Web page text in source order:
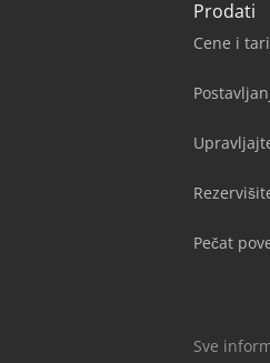
Prodati
Cene i
Pečat
Sve